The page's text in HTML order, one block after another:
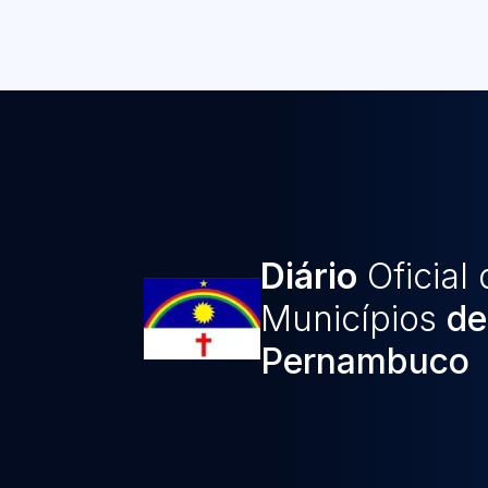
Diário Oficial
Municípios